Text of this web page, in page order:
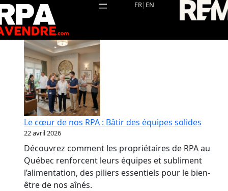
Aller
au
contenu
FR| EN
Le cœur de nos RPA : Bâtir des équipes solides
22 avril 2026
Découvrez comment les propriétaires de RPA au
Québec renforcent leurs équipes et subliment
l’alimentation, des piliers essentiels pour le bien-
être de nos aînés.